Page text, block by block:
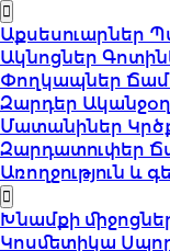
Աքսեսուարներ
Ակնոցներ
Փողկապներ
Զարդեր
Մատանիներ
Զարդատուփեր
Առողջություն և
Խնամքի
Կոսմետիկա